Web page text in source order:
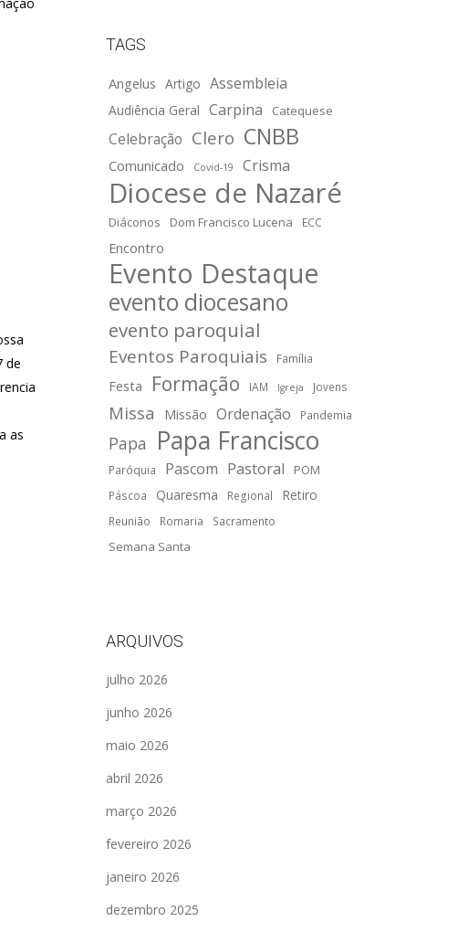
de
as
TAGS
Angelus Artigo Assembleia
Audiência Geral Carpina Catequese
Celebração Clero CNBB
Comunicado Covid-19 Crisma
Diocese de Nazaré
Diáconos Dom Francisco Lucena ECC
Encontro
Evento Destaque
evento diocesano
evento paroquial
Eventos Paroquiais Família
Festa Formação IAM Igreja Jovens
Missa Missão Ordenação Pandemia
Papa Papa Francisco
Paróquia Pascom Pastoral POM
Páscoa Quaresma Regional Retiro
Reunião Romaria Sacramento
Semana Santa
ARQUIVOS
julho 2026
junho 2026
maio 2026
abril 2026
março 2026
fevereiro 2026
janeiro 2026
dezembro 2025